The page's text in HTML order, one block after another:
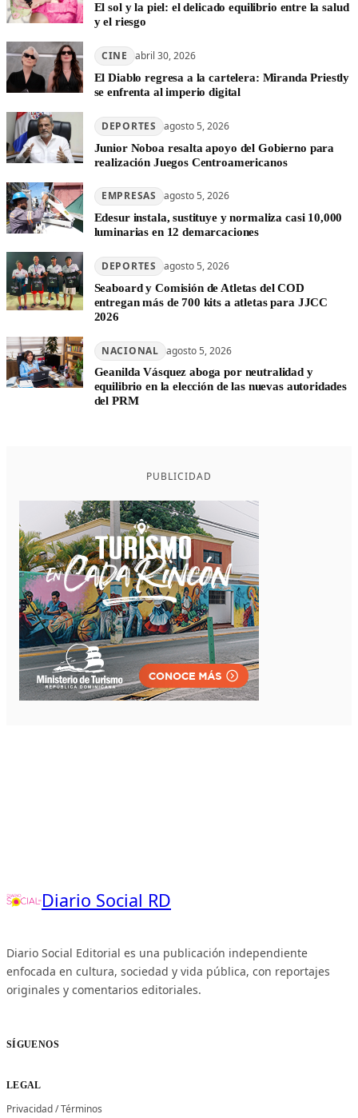
El sol y la piel: el delicado equilibrio entre la salud
y el riesgo
CINE abril 30, 2026
El Diablo regresa a la cartelera: Miranda Priestly
se enfrenta al imperio digital
DEPORTES agosto 5, 2026
Junior Noboa resalta apoyo del Gobierno para
realización Juegos Centroamericanos
EMPRESAS agosto 5, 2026
Edesur instala, sustituye y normaliza casi 10,000
luminarias en 12 demarcaciones
DEPORTES agosto 5, 2026
Seaboard y Comisión de Atletas del COD
entregan más de 700 kits a atletas para JJCC
2026
NACIONAL agosto 5, 2026
Geanilda Vásquez aboga por neutralidad y
equilibrio en la elección de las nuevas autoridades
del PRM
PUBLICIDAD
Diario Social RD
Diario Social Editorial es una publicación independiente
enfocada en cultura, sociedad y vida pública, con reportajes
originales y comentarios editoriales.
SÍGUENOS
LEGAL
Privacidad/Términos